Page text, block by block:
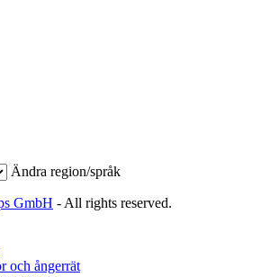
Ändra region/språk
GmbH - All rights reserved.
och ångerrät